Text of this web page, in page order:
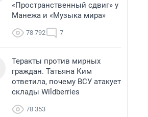
«Пространственный сдвиг» у
Манежа и «Музыка мира»
78 792 7
Теракты против мирных
граждан. Татьяна Ким
ответила, почему ВСУ атакует
склады Wildberries
78 353